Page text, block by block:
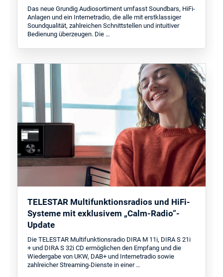
Das neue Grundig Audiosortiment umfasst Soundbars, HiFi-
Anlagen und ein Internetradio, die alle mit erstklassiger
Soundqualität, zahlreichen Schnittstellen und intuitiver
Bedienung überzeugen. Die …
TELESTAR Multifunktionsradios und HiFi-
Systeme mit exklusivem „Calm-Radio“-
Update
Die TELESTAR Multifunktionsradio DIRA M 11i, DIRA S 21i
+ und DIRA S 32i CD ermöglichen den Empfang und die
Wiedergabe von UKW, DAB+ und Internetradio sowie
zahlreicher Streaming-Dienste in einer …